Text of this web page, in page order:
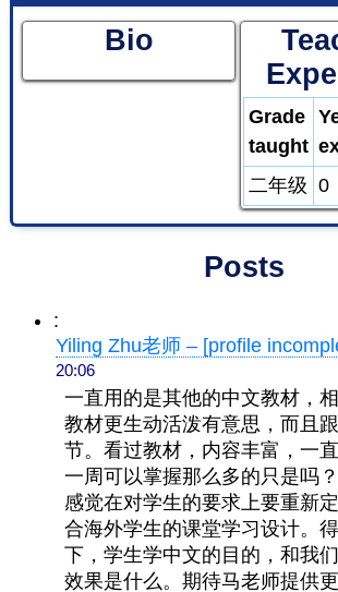
Bio
Grade
taught
二年级 0
Posts
:
Yiling Zhu老师 – [profile
20:06
一直用的是其他的中文教材，
教材更生动活泼有意思，而且
节。看过教材，内容丰富，一
一周可以掌握那么多的只是吗
感觉在对学生的要求上要重新
合海外学生的课堂学习设计。
下，学生学中文的目的，和我
效果是什么。期待马老师提供